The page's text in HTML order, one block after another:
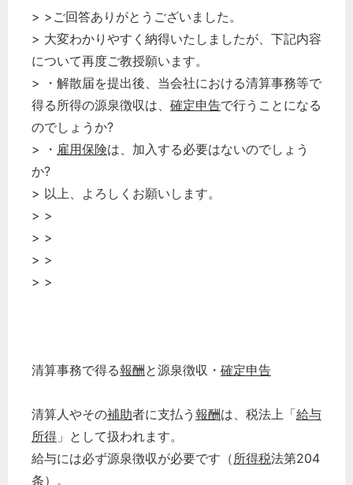
> >ご回答ありがとうございました。
> 大変わかりやすく納得いたしましたが、下記内容
について再度ご教授願います。
> ・解散届を提出後、当会社における清算事務等で
得る所得の源泉徴収は、 確定申告で行うことになる
のでしょうか?
> ・ 雇用保険は、加入する必要はないのでしょう
か?
> 以上、よろしくお願いします。
> >
> >
> >
> >
清算事務で得る報酬と源泉徴収・ 確定申告
清算人やその補助者に支払う 報酬は、税法上「給与
所得 」として扱われます。
給与には必ず源泉徴収が必要です（所得税法第204
条）。